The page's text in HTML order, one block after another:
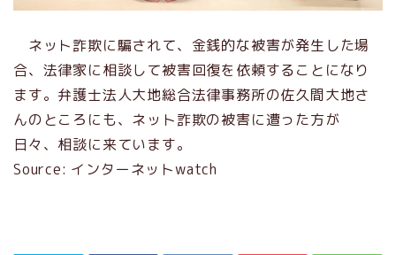
ネット詐欺に騙されて、金銭的な被害が発生した場
合、法律家に相談して被害回復を依頼することになり
ます。弁護士法人大地総合法律事務所の佐久間大地さ
んのところにも、ネット詐欺の被害に遭った方が
日々、相談に来ています。
Source: インターネットwatch